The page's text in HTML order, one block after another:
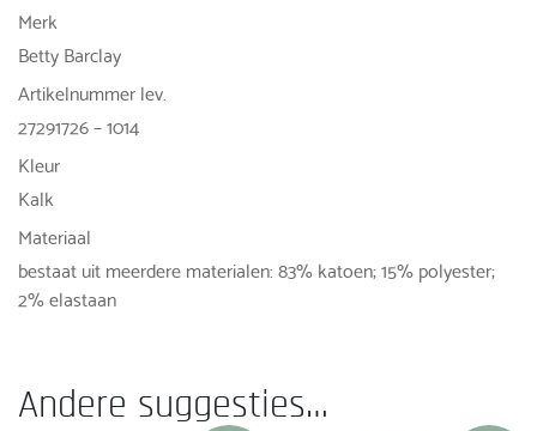
Merk
Betty Barclay
Artikelnummer lev.
27291726 – 1014
Kleur
Kalk
Materiaal
bestaat uit meerdere materialen: 83% katoen; 15% polyester;
2% elastaan
Andere suggesties…